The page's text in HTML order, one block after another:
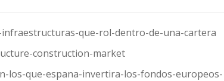
que-rol-dentro-de-una-cartera
construction-market
los-que-espana-invertira-los-fondos-europeos-